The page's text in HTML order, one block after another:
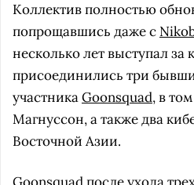
Коллектив полностью
попрощавшись даже с
несколько лет выступал за
присоединились три
участникаGoonsquad, в
Магнуссон, а также два
Восточной Азии.